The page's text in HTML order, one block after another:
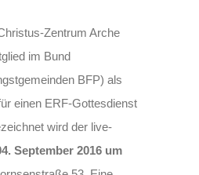
Zentrum Arche
im Bund
BFP) als
einen ERF-Gottesdienst
wird der live-
September 2016 um